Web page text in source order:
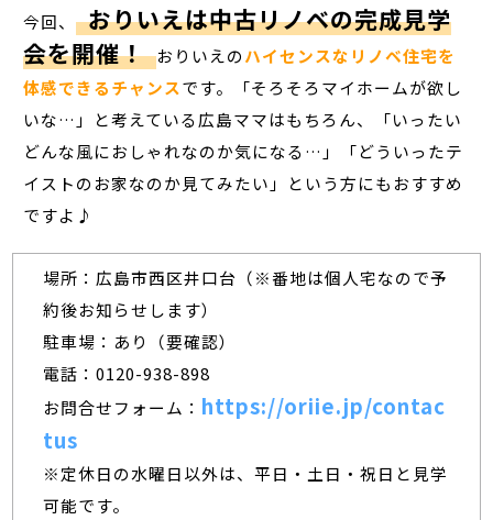
今回、 おりいえは中古リノベの完成見学
会を開催！ おりいえのハイセンスなリノベ住宅を
体感できるチャンスです。「そろそろマイホームが欲し
いな…」と考えている広島ママはもちろん、「いったい
どんな風におしゃれなのか気になる…」「どういったテ
イストのお家なのか見てみたい」という方にもおすすめ
ですよ♪
場所：広島市西区井口台（※番地は個人宅なので予
約後お知らせします）
駐車場：あり（要確認）
電話：0120-938-898
お問合せフォーム： https://oriie.jp/contac
tus
※定休日の水曜日以外は、平日・土日・祝日と見学
可能です。